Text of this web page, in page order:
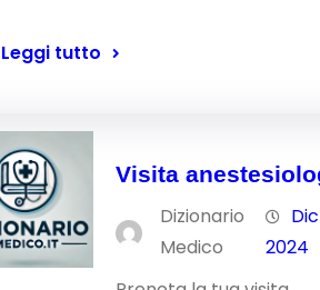
Leggi tutto
Visita
Dizionario
Medico
2024